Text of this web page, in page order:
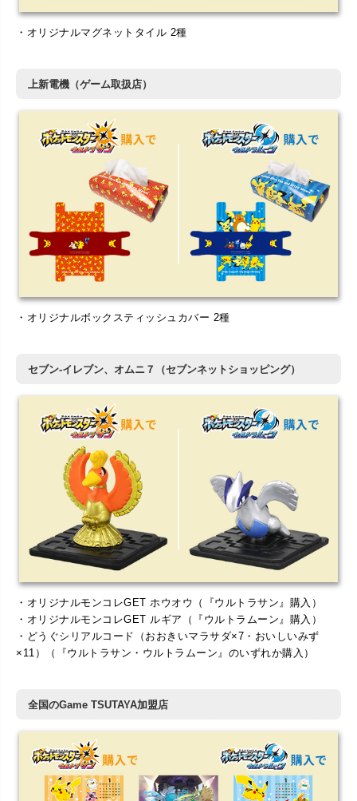
・オリジナルマグネットタイル 2種
上新電機（ゲーム取扱店）
・オリジナルボックスティッシュカバー 2種
セブン-イレブン、オムニ７（セブンネットショッピング）
・オリジナルモンコレGET ホウオウ（『ウルトラサン』購入）
・オリジナルモンコレGET ルギア（『ウルトラムーン』購入）
・どうぐシリアルコード（おおきいマラサダ×7・おいしいみず
×11）（『ウルトラサン・ウルトラムーン』のいずれか購入）
全国のGame TSUTAYA加盟店